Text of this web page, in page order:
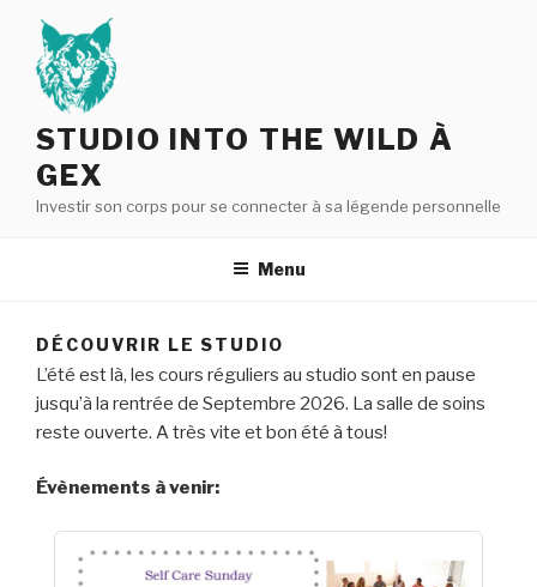
contenu
principal
STUDIO INTO THE WILD À
GEX
Investir son corps pour se connecter à sa légende personnelle
Menu
DÉCOUVRIR LE STUDIO
L’été est là, les cours réguliers au studio sont en pause
jusqu’à la rentrée de Septembre 2026. La salle de soins
reste ouverte. A très vite et bon été à tous!
Évènements à venir: